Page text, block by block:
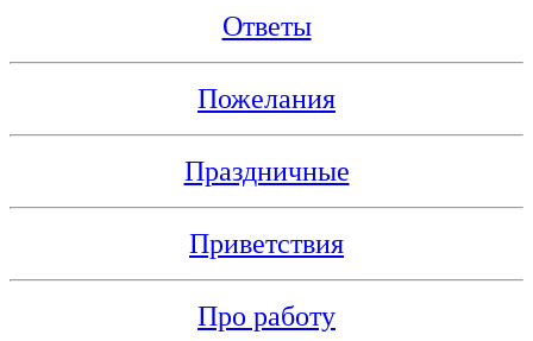
Ответы
Пожелания
Праздничные
Приветствия
Про работу